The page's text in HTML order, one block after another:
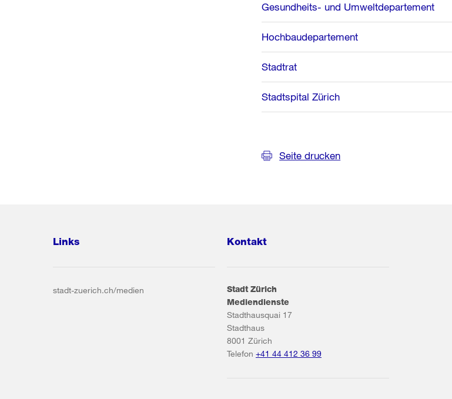
Gesundheits- und Umweltdepartement
Hochbaudepartement
Stadtrat
Stadtspital Zürich
Seite drucken
Links
stadt-zuerich.ch/medien
Kontakt
Stadt Zürich
Mediendienste
Stadthausquai 17
Stadthaus
8001 Zürich
Telefon +41 44 412 36 99